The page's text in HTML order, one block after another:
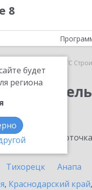
8
будет
региона
ИТС
Тихорецк Анапа
, Краснодарский край,